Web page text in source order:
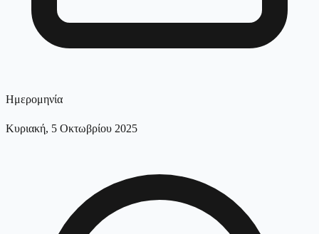
Ημερομηνία
Κυριακή, 5 Οκτωβρίου 2025